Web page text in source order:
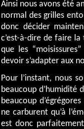
Ainsi nous avons été
normal des grilles
donc décider
c’est-à-dire de faire
que les
devoir s’adapter aux
Pour l’instant, nous
beaucoup d’humidité
beaucoup
ne carburent qu’à
est donc